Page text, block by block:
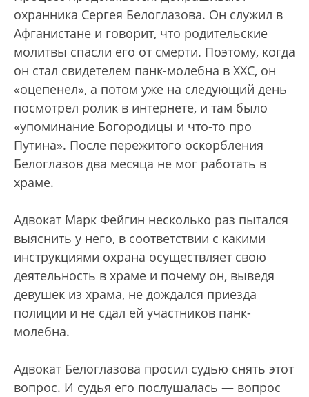
охранника Сергея Белоглазова. Он служил в
Афганистане и говорит, что родительские
молитвы спасли его от смерти. Поэтому, когда
он стал свидетелем панк-молебна в ХХС, он
«оцепенел», а потом уже на следующий день
посмотрел ролик в интернете, и там было
«упоминание Богородицы и что-то про
Путина». После пережитого оскорбления
Белоглазов два месяца не мог работать в
храме.
Адвокат Марк Фейгин несколько раз пытался
выяснить у него, в соответствии с какими
инструкциями охрана осуществляет свою
деятельность в храме и почему он, выведя
девушек из храма, не дождался приезда
полиции и не сдал ей участников панк-
молебна.
Адвокат Белоглазова просил судью снять этот
вопрос. И судья его послушалась — вопрос